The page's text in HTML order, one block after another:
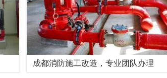
成都消防施工改造，专业团队办理